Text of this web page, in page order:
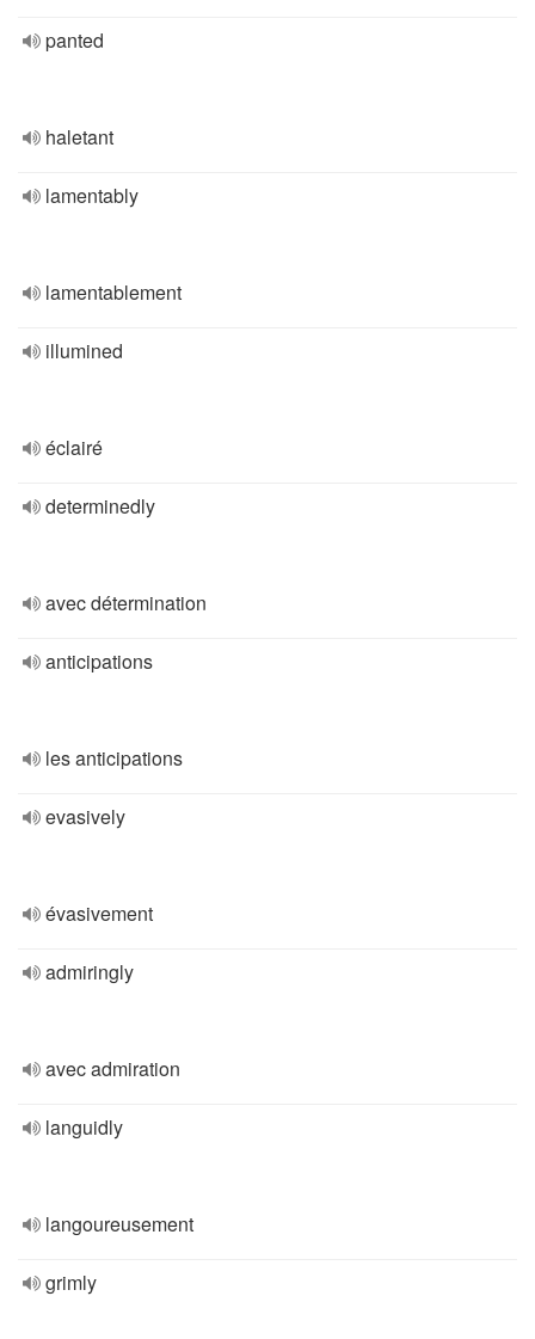
panted
haletant
lamentably
lamentablement
illumined
éclairé
determinedly
avec détermination
anticipations
les anticipations
evasively
évasivement
admiringly
avec admiration
languidly
langoureusement
grimly